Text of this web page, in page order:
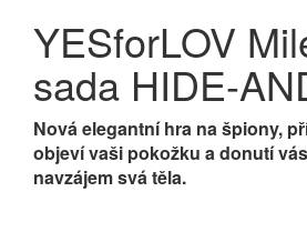
YESforLOV
sada HIDE-
Nová elegantní hra na špiony,
objeví vaši pokožku a donutí
navzájem svá těla.